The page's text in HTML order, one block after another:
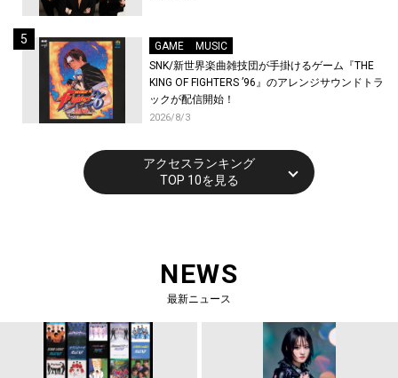
GAME
MUSIC
SNK/新世界楽曲雑技団が手掛けるゲーム『THE
KING OF FIGHTERS ’96』のアレンジサウンドトラ
ックが配信開始！
2026/8/3
アクセスランキング
TOP 10を見る
NEWS
最新ニュース